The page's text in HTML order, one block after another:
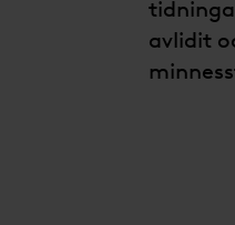
avlidit